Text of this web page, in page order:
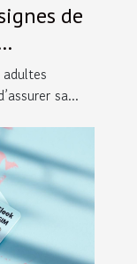
de
sa...